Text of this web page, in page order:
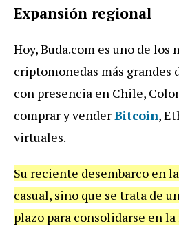
Expansión regional
Hoy, Buda.com es uno de los
criptomonedas más grandes
con presencia en Chile,
comprar y venderBitcoin,
virtuales.
Su reciente desembarco en
casual, sino que se trata de
plazo para consolidarse en